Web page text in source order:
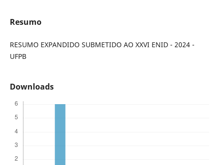
Resumo
RESUMO EXPANDIDO SUBMETIDO AO XXVI ENID - 2024 -
UFPB
Downloads